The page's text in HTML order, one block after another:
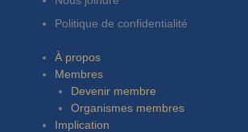
Politique de confidentialité
À propos
Membres
Devenir membre
Organismes membres
Implication